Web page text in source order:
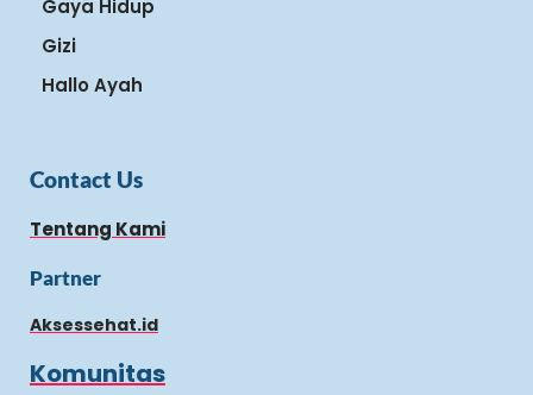
Gaya Hidup
Gizi
Hallo Ayah
Contact Us
Tentang Kami
Partner
Aksessehat.id
Komunitas